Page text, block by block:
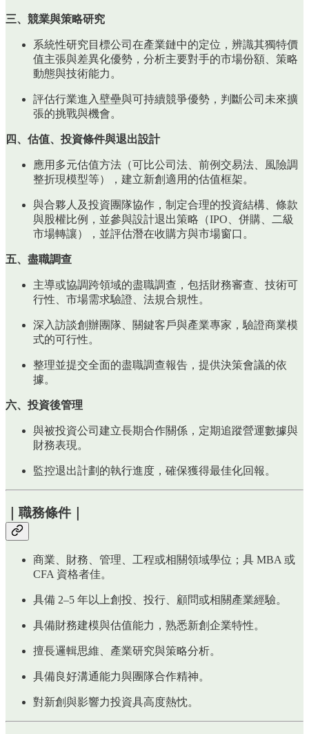
三、競業與策略研究
系統性研究目標公司在產業鏈中的定位，辨識其獨特價
值主張與差異化優勢，分析主要對手的市場份額、策略
動態與技術能力。
評估行業進入壁壘與可持續競爭優勢，判斷公司未來擴
張的挑戰與機會。
四、估值、投資條件與退出設計
應用多元估值方法（可比公司法、前例交易法、風險調
整折現模型等），建立新創適用的估值框架。
與合夥人及投資團隊協作，制定合理的投資結構、條款
與股權比例，並參與設計退出策略（IPO、併購、二級
市場轉讓），並評估潛在收購方與市場窗口。
五、盡職調查
主導或協調跨領域的盡職調查，包括財務審查、技術可
行性、市場需求驗證、法規合規性。
深入訪談創辦團隊、關鍵客戶與產業專家，驗證商業模
式的可行性。
整理並提交全面的盡職調查報告，提供決策會議的依
據。
六、投資後管理
與被投資公司建立長期合作關係，定期追蹤營運數據與
財務表現。
監控退出計劃的執行進度，確保獲得最佳化回報。
｜職務條件｜
商業、財務、管理、工程或相關領域學位；具 MBA 或
CFA 資格者佳。
具備 2–5 年以上創投、投行、顧問或相關產業經驗。
具備財務建模與估值能力，熟悉新創企業特性。
擅長邏輯思維、產業研究與策略分析。
具備良好溝通能力與團隊合作精神。
對新創與影響力投資具高度熱忱。